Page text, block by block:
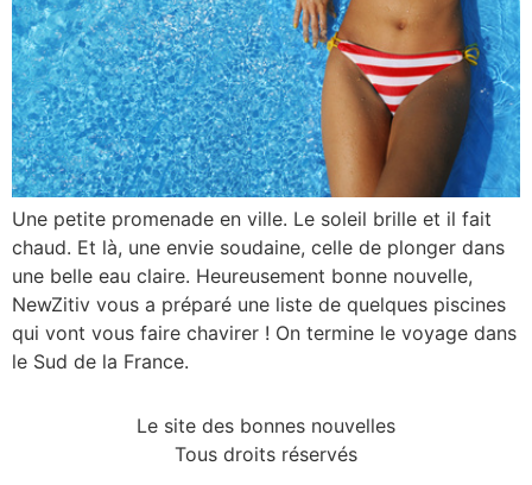
Une petite promenade en ville. Le soleil brille et il fait
chaud. Et là, une envie soudaine, celle de plonger dans
une belle eau claire. Heureusement bonne nouvelle,
NewZitiv vous a préparé une liste de quelques piscines
qui vont vous faire chavirer ! On termine le voyage dans
le Sud de la France.
Le site des bonnes nouvelles
Tous droits réservés